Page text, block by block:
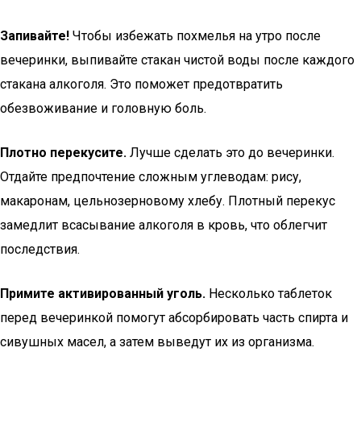
Запивайте! Чтобы избежать похмелья на утро после
вечеринки, выпивайте стакан чистой воды после каждого
стакана алкоголя. Это поможет предотвратить
обезвоживание и головную боль.
Плотно перекусите. Лучше сделать это до вечеринки.
Отдайте предпочтение сложным углеводам: рису,
макаронам, цельнозерновому хлебу. Плотный перекус
замедлит всасывание алкоголя в кровь, что облегчит
последствия.
Примите активированный уголь. Несколько таблеток
перед вечеринкой помогут абсорбировать часть спирта и
сивушных масел, а затем выведут их из организма.